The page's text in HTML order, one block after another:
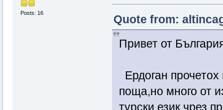
Posts: 16
Quote from:
Привет от
Ердоган
поща,но много от
турски език чрез